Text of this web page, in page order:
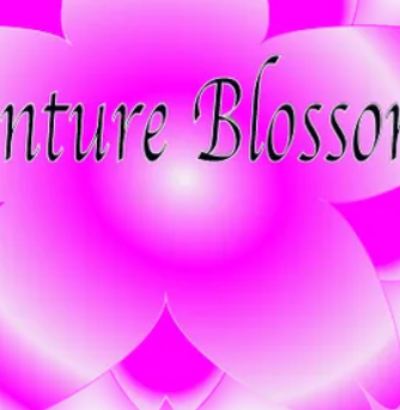
書籍・雑誌出版
チャレンジ
域活性化
CAMPFIRE
CAMPFIREふ